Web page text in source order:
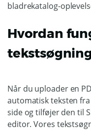
bladrekatalog-
Hvordan
Når du uploader en
automatisk teksten
side og tilføjer den til
editor. Vores